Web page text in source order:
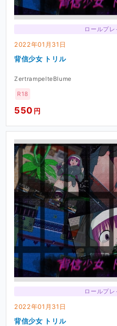
ロールプレ
2022年01月31日
背信少女 トリル
ZertrampelteBlume
R18
550 円
ロールプレ
2022年01月31日
背信少女 トリル